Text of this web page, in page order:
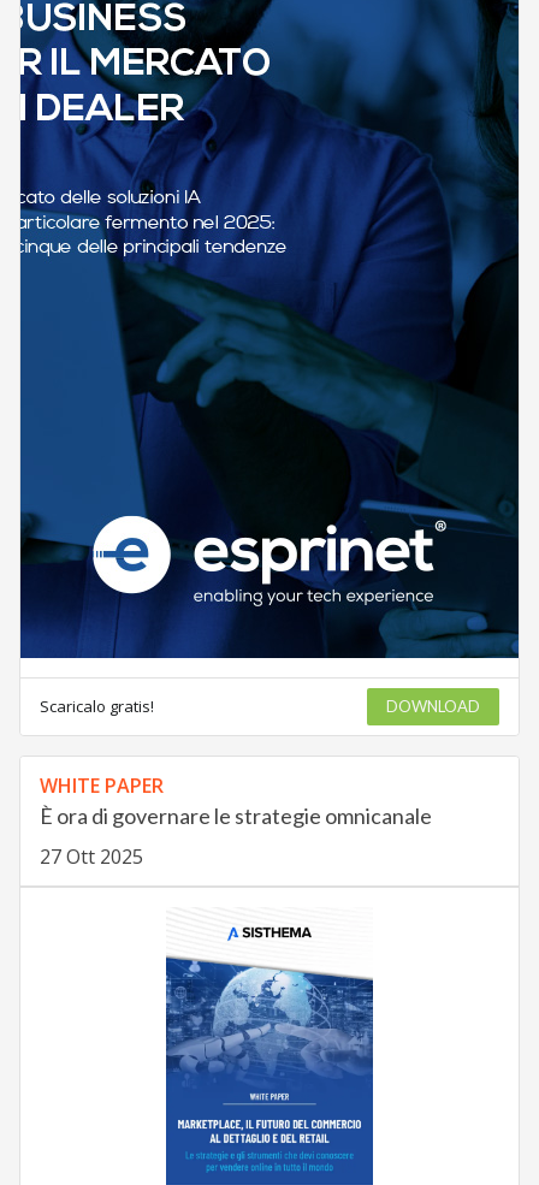
Scaricalo gratis! DOWNLOAD
WHITE PAPER
È ora di governare le strategie omnicanale
27 Ott 2025